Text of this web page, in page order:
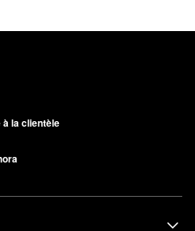
la clientèle